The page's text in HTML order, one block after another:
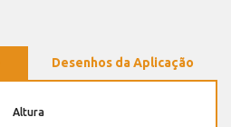
Desenhos da Aplicação
Altura